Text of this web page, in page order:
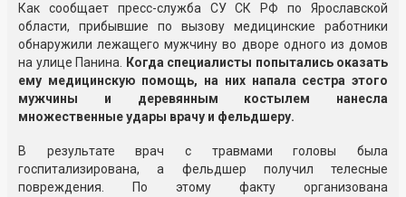
Как сообщает пресс-служба СУ СК РФ по Ярославской
области, прибывшие по вызову медицинские работники
обнаружили лежащего мужчину во дворе одного из домов
на улице Панина. Когда специалисты попытались оказать
ему медицинскую помощь, на них напала сестра этого
мужчины и деревянным костылем нанесла
множественные удары врачу и фельдшеру.
В результате врач с травмами головы была
госпитализирована, а фельдшер получил телесные
повреждения. По этому факту организована